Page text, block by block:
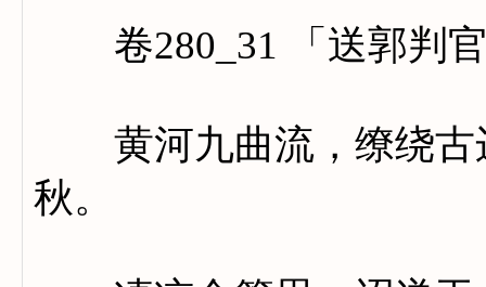
卷280_31 「送郭判官
黄河九曲流，缭绕古
秋。